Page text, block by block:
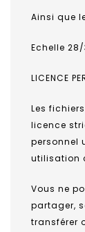
Ainsi que
Echelle
LICENCE
Les
licence
personnel
utilisation
Vous ne
partager,
transférer